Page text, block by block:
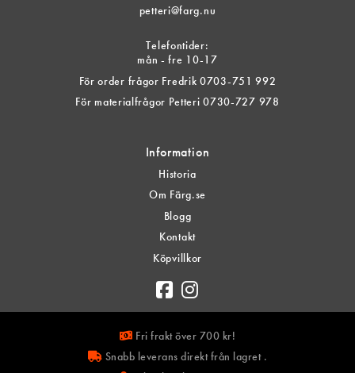
petteri@farg.nu
Telefontider:
mån - fre 10-17
För order frågor Fredrik 0703-751 992
För materialfrågor Petteri 0730-727 978
Information
Historia
Om Färg.se
Blogg
Kontakt
Köpvillkor
Fri frakt över 700 kr!
Snabb leverans direkt från lagret .